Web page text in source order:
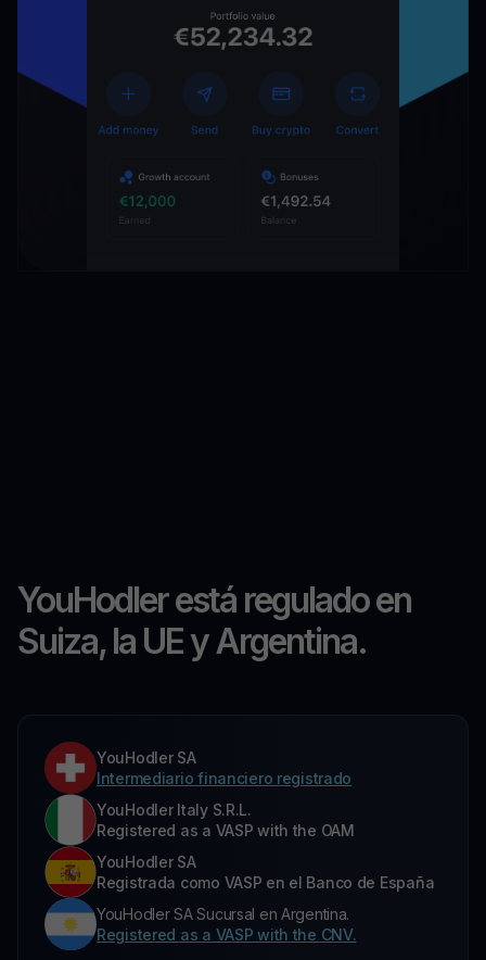
YouHodler está regulado en
Suiza, la UE y Argentina.
YouHodler SA
Intermediario financiero registrado
YouHodler Italy S.R.L.
Registered as a VASP with the OAM
YouHodler SA
Registrada como VASP en el Banco de España
YouHodler SA Sucursal en Argentina.
Registered as a VASP with the CNV.